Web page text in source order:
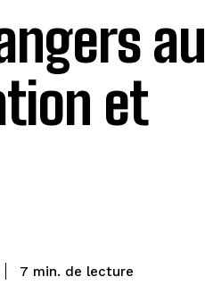
au
et
7 min. de lecture